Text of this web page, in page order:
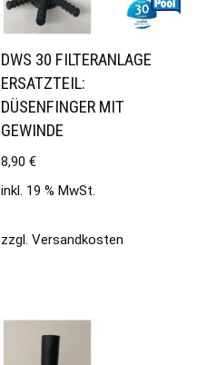
DWS 30 FILTERANLAGE
ERSATZTEIL:
DÜSENFINGER MIT
GEWINDE
8,90€
inkl. 19 % MwSt.
zzgl.Versandkosten